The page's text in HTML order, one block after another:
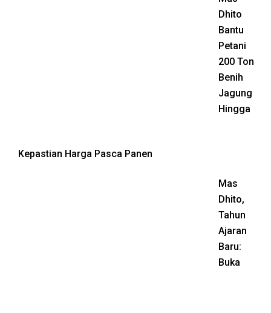
Dhito
Bantu
Petani
200 Ton
Benih
Jagung
Hingga
Kepastian Harga Pasca Panen
Mas
Dhito,
Tahun
Ajaran
Baru:
Buka